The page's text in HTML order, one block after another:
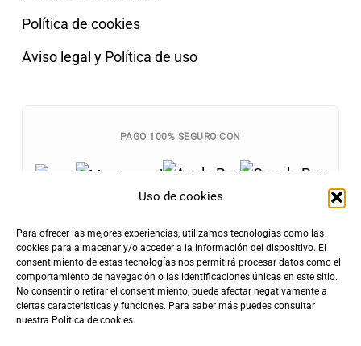
Uso de cookies
Para ofrecer las mejores experiencias, utilizamos tecnologías como las
cookies para almacenar y/o acceder a la información del dispositivo. El
consentimiento de estas tecnologías nos permitirá procesar datos como el
comportamiento de navegación o las identificaciones únicas en este sitio.
No consentir o retirar el consentimiento, puede afectar negativamente a
ciertas características y funciones. Para saber más puedes consultar
nuestra Política de cookies.
Política de cookies
Aviso legal y Política de uso
PAGO 100% SEGURO CON
Tarifa de Envío
4,90€
Entrega Rápida
Envíos Gratis
+100€